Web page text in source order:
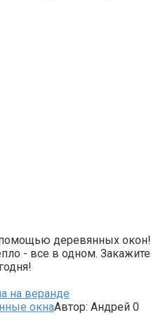
деревянных окон!
- все в одном. Закажите
на веранде
окнаАвтор: Андрей 0